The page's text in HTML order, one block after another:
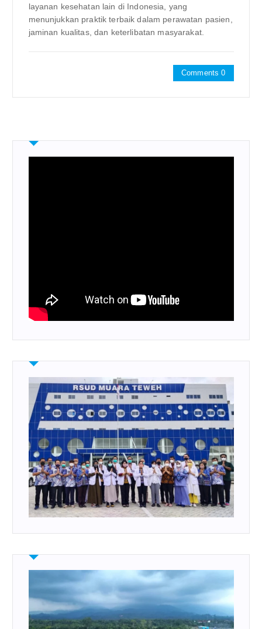
layanan kesehatan lain di Indonesia, yang
menunjukkan praktik terbaik dalam perawatan pasien,
jaminan kualitas, dan keterlibatan masyarakat.
Comments 0